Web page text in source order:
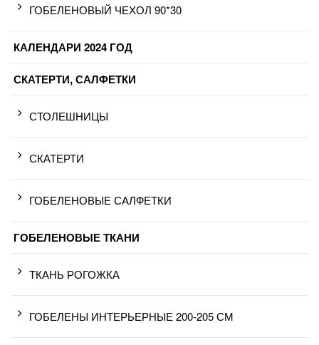
ГОБЕЛЕНОВЫЙ ЧЕХОЛ 90*30
КАЛЕНДАРИ 2024 ГОД
СКАТЕРТИ, САЛФЕТКИ
СТОЛЕШНИЦЫ
СКАТЕРТИ
ГОБЕЛЕНОВЫЕ САЛФЕТКИ
ГОБЕЛЕНОВЫЕ ТКАНИ
ТКАНЬ РОГОЖКА
ГОБЕЛЕНЫ ИНТЕРЬЕРНЫЕ 200-205 СМ